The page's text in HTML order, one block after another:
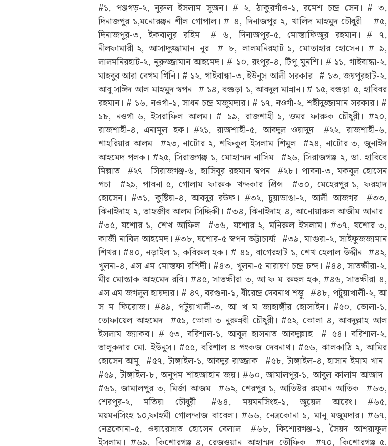
#১, পঞ্জগড়-২, নুরুল ইসলাম সুজন। # ২, ঠাকুরগাঁও-১, রমেশ চন্দ্র সেন। # ৩,
দিনাজপুর-১,মনোরঞ্জন শীল গোপাল। # ৪, দিনাজপুর-২, খালিদ মাহমুদ চৌধুরী । #৫,
দিনাজপুর-৩, ইকবালুর রহিম। # ৬, দিনাজপুর-৫, মোস্তাফিজুর রহমান। # ৭,
নীলফামারী-২, আসাদুজ্জামান নূর। # ৮, লালমনিরহাট-১, মোতাহার হোসেন। # ৯,
লালমনিরহাট-২, নুরুজ্জামান আহমেদ। # ১০, রংপুর-৪, টিপু মুনশি। # ১১, গাইবান্ধা-২,
মাহবুব আরা বেগম গিনি। # ১২, গাইবান্ধা-৩, ইউনুস আলী সরকার। # ১৩, জয়পুরহাট-২,
আবু সাঈদ আল মাহমুদ স্বপন। # ১৪, বগুড়া-১, আবদুল মান্নান। # ১৫, বগুড়া-৫, হাবিবর
রহমান। # ১৬, নওগাঁ-১, সাধন চন্দ্র মজুমদার। # ১৭, নওগাঁ-২, শহীদুজ্জামান সরকার। #
১৮, নওগাঁ-৬, ইসরাফিল আলম। # ১৯, রাজশাহী-১, ওমর ফারুক চৌধুরী। #২০,
রাজশাহী-৪, এনামুল হক। #২১, রাজশাহী-৫, আবদুল ওয়াদুদ। #২২, রাজশাহী-৬,
শাহরিয়ার আলম। #২৩, নাটোর-২, শফিকুল ইসলাম শিমুল। #২৪, নাটোর-৩, জুনাইদ
আহমেদ পলক। #২৫, সিরাজগঞ্জ-১, মোহাম্মদ নাসিম। #২৬, সিরাজগঞ্জ-২, ডা. হাবিবে
মিল্লাত। #২৭। সিরাজগঞ্জ-৬, হাসিবুর রহমান স্বপন। #২৮। পাবনা-৩, মকবুল হোসেন
পচা। #২৯, পাবনা-৫, গোলাম ফারুক খন্দকার প্রিন্স। #৩০, মেহেরপুর-১, ফরহাদ
হোসেন। #৩১, কুষ্টিয়া-৪, আবদুর রউফ। #৩২, চুয়াডাঙা-২, আলী আজগর। #৩৩,
ঝিনাইদাহ-২, তাহজীব আলম সিদ্দিকী। #৩৪, ঝিনাইদাহ-৪, আনোয়ারুল আজীম আনার।
#৩৫, যশোর-১, শেখ আফিল। #৩৬, যশোর-২, মনিরুল ইসলাম। #৩৭, যশোর-৩,
কাজী নাবিল আহমেদ। #৩৮, যশোর-৫ স্বপন ভট্টাচার্য্য। #৩৯, মাগুরা-২, সাইফুজজামান
শিখর। #৪০, নড়াইল-১, কবিরুল হক। # ৪১, বাগেরহাট-১, শেখ হেলাল উদ্দীন। #৪২,
খুলনা-৪, এস এম মোস্তফা রশিদী। #৪৩, খুলনা-৫ নারায়ণ চন্দ্র চন্দ। #৪৪, সাতক্ষীরা-২,
মীর মোস্তাক আহমেদ রবি। #৪৫, সাতক্ষীরা-৩, আ ফ ম রুহুল হক, #৪৬, সাতক্ষীরা-৪,
এস এম জগলুল হায়দার। # ৪৭, বরগুনা-১, ধীরেন্দ্র দেবনাথ শম্ভু। #৪৮, পটুয়াখালী-২, আ
স ম ফিরোজ। #৪৯, পটুয়াখালী-৩, আ খ ম জাহাঙ্গীর হোসাইন। #৫০, ভোলা-১,
তোফায়েল আহমেদ। #৫১, ভোলা-৩ নুরুন্নবী চৌধুরী। #৫২, ভোলা-৪, আবদুল্লাহ আল
ইসলাম জ্যাকব। # ৫৩, বরিশাল-১, আবুল হাসনাত আবদুল্লাহ। # ৫৪। বরিশাল-২,
তালুকদার মো. ইউনুস। #৫৫, বরিশাল-৪ পংকজ দেবনাথ। #৫৬, ঝালকাঠি-২, আমির
হোসেন আমু। #৫৭, টাঙ্গাইল-১, আবদুর রাজ্জাক। #৫৮, টাঙ্গাইল-৪, হাসান ইমাম খান।
#৫৯, টাঙ্গাইল-৮, অনুপম শাহজাহান জয়। #৬০, জামালপুর-১, আবুল কালাম আজাদ।
#৬১, জামালপুর-৩, মির্জা আজম। #৬২, শেরপুর-১, আতিউর রহমান আতিক। #৬৩,
শেরপুর-২, মতিয়া চৌধুরী। #৬৪, ময়মনসিংহ-১, জুয়েল আরেং। #৬৫,
ময়মনসিংহ-১০,ফাহমী গোলন্দাজ বাবেল। #৬৬, নেত্রকোনা-১, মানু মজুমদার। #৬৭,
নেত্রকোনা-৫, ওয়ারেসাত হোসেন বেলাল। #৬৮, কিশোরগঞ্জ-১, সৈয়দ আশরাফুল
ইসলাম। #৬৯, কিশোরগঞ্জ-৪, রেজওয়ান আহাম্মদ তৌফিক। #৭০, কিশোরগঞ্জ-৫,